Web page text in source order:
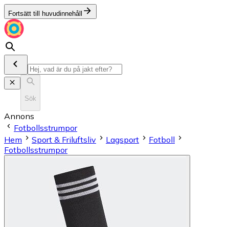
Fortsätt till huvudinnehåll
Sök
Annons
Fotbollsstrumpor
Hem
Sport & Friluftsliv Lagsport
Fotboll
Fotbollsstrumpor